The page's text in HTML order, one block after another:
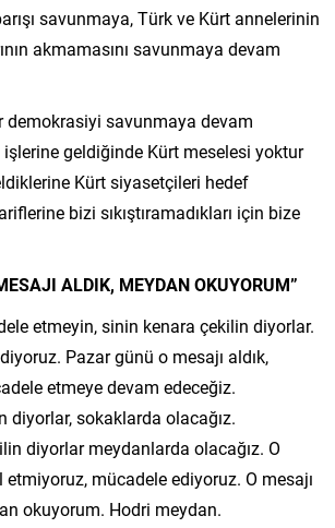
savunmaya, Türk ve Kürt annelerinin
akmamasını savunmaya devam
demokrasiyi savunmaya devam
geldiğinde Kürt meselesi yoktur
Kürt siyasetçileri hedef
bizi sıkıştıramadıkları için bize
ALDIK, MEYDAN OKUYORUM”
etmeyin, sinin kenara çekilin diyorlar.
Pazar günü o mesajı aldık,
etmeye devam edeceğiz.
diyorlar, sokaklarda olacağız.
diyorlar meydanlarda olacağız. O
etmiyoruz, mücadele ediyoruz. O mesajı
okuyorum. Hodri meydan.